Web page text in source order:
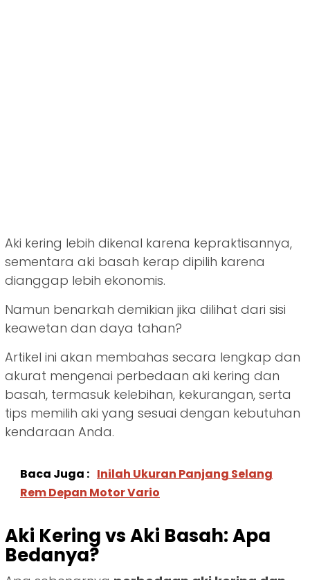
Aki kering lebih dikenal karena kepraktisannya,
sementara aki basah kerap dipilih karena
dianggap lebih ekonomis.
Namun benarkah demikian jika dilihat dari sisi
keawetan dan daya tahan?
Artikel ini akan membahas secara lengkap dan
akurat mengenai perbedaan aki kering dan
basah, termasuk kelebihan, kekurangan, serta
tips memilih aki yang sesuai dengan kebutuhan
kendaraan Anda.
Baca Juga : Inilah Ukuran Panjang Selang
Rem Depan Motor Vario
Aki Kering vs Aki Basah: Apa
Bedanya?